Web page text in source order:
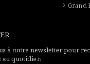
Grand
à notre newsletter pour
quotidien